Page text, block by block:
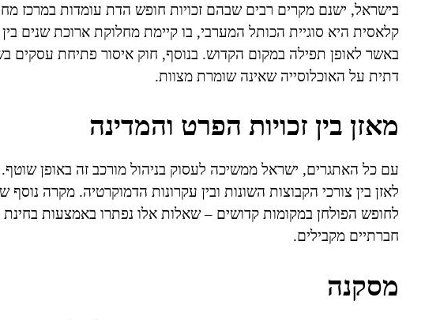
בישראל, ישנם מקרים רבים שבהם זכויות חופש הדת עומדות במרכז
קלאסית היא סוגיית הכותל המערבי, בו קיימת מחלוקת ארוכת שנים בין
באשר לאופן תפילה במקום הקדוש. בנוסף, חוק איסור פתיחת עסקים
דתית על האוכלוסייה שאינה שומרת מצוות.
מאזן בין זכויות הפרט והמדינה
עם כל האתגרים, ישראל ממשיכה לעסוק בניהול מורכב זה באופן
לאזן בין צורכי הקבוצות השונות ובין עקרונות הדמוקרטיה. מקרה
לחופש הפולחן במקומות קדושים – שאלות אלו נפתרו באמצעות
חברתיים מקבילים.
מסקנה